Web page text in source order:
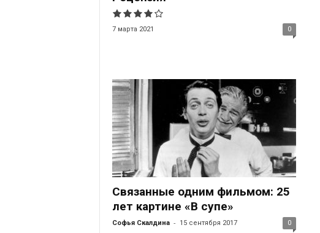
7 марта 2021 0
Связанные одним фильмом: 25
лет картине «В супе»
Софья Скалдина - 15 сентября 2017 0